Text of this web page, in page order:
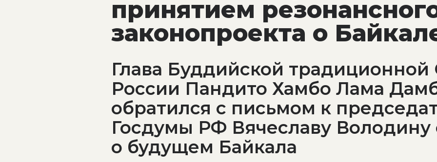
принятием
законопроекта о
Глава Буддийской традиционной
России Пандито Хамбо Лама
обратился с письмом к
Госдумы РФ Вячеславу Володину
о будущем Байкала